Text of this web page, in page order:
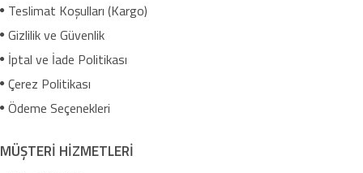
Teslimat Koşulları (Kargo)
Gizlilik ve Güvenlik
İptal ve İade Politikası
Çerez Politikası
Ödeme Seçenekleri
MÜŞTERİ HİZMETLERİ